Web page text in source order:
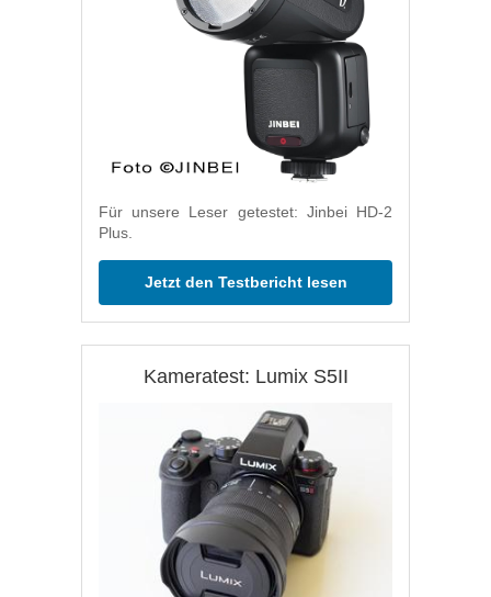
Für unsere Leser getestet: Jinbei HD-2
Plus.
Jetzt den Testbericht lesen
Kameratest: Lumix S5II